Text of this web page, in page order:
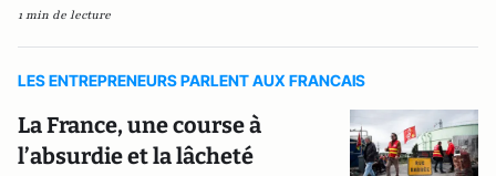
1 min de lecture
LES ENTREPRENEURS PARLENT AUX FRANCAIS
La France, une course à
l’absurdie et la lâcheté